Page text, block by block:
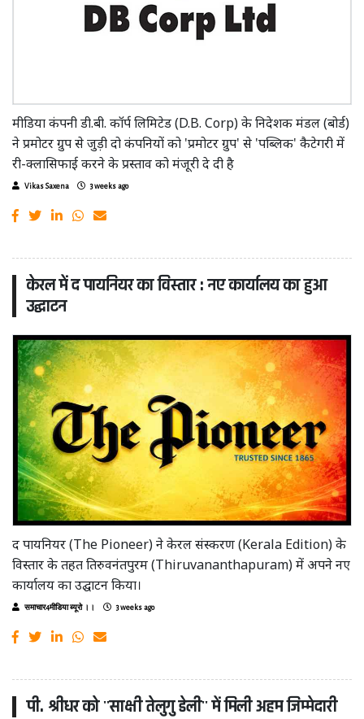
मीडिया कंपनी डी.बी. कॉर्प लिमिटेड (D.B. Corp) के निदेशक मंडल (बोर्ड)
ने प्रमोटर ग्रुप से जुड़ी दो कंपनियों को 'प्रमोटर ग्रुप' से 'पब्लिक' कैटेगरी में
री-क्लासिफाई करने के प्रस्ताव को मंजूरी दे दी है
Vikas Saxena 3 weeks ago
केरल में द पायनियर का विस्तार : नए कार्यालय का हुआ
उद्घाटन
द पायनियर (The Pioneer) ने केरल संस्करण (Kerala Edition) के
विस्तार के तहत तिरुवनंतपुरम (Thiruvananthapuram) में अपने नए
कार्यालय का उद्घाटन किया।
समाचार4मीडिया ब्यूरो ।। 3 weeks ago
पी. श्रीधर को ''साक्षी तेलुगु डेली'' में मिली अहम जिम्मेदारी